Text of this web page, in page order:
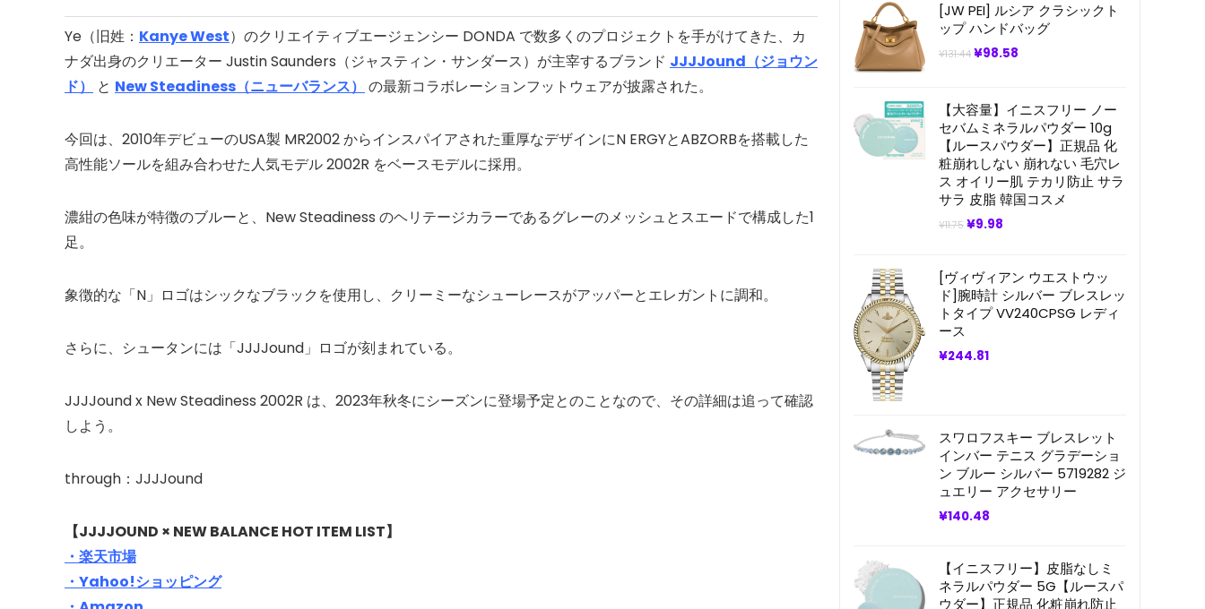
Ye（旧姓： Kanye West）のクリエイティブエージェンシー DONDA で数多くのプロジェクトを手がけてきた、カ
ナダ出身のクリエーター Justin Saunders（ジャスティン・サンダース）が主宰するブランド JJJJound（ジョウン
ド）
と New Steadiness（ニューバランス） の最新コラボレーションフットウェアが披露された。
今回は、2010年デビューのUSA製 MR2002 からインスパイアされた重厚なデザインにN ERGYとABZORBを搭載した
高性能ソールを組み合わせた人気モデル 2002R をベースモデルに採用。
濃紺の色味が特徴のブルーと、New Steadiness のヘリテージカラーであるグレーのメッシュとスエードで構成した1
足。
象徴的な「N」ロゴはシックなブラックを使用し、クリーミーなシューレースがアッパーとエレガントに調和。
さらに、シュータンには「JJJJound」ロゴが刻まれている。
JJJJound x New Steadiness 2002R は、2023年秋冬にシーズンに登場予定とのことなので、その詳細は追って確認
しよう。
through：JJJJound
【JJJJOUND × NEW BALANCE HOT ITEM LIST】
・楽天市場
・Yahoo!ショッピング
[JW PEI] ルシア クラシックト
ップ ハンドバッグ
¥131.44 元
は
¥131.44
で
し
た。
¥98.58
格
は
¥98.58
で
す。
【大容量】イニスフリー ノー
セバムミネラルパウダー 10g
【ルースパウダー】正規品 化
粧崩れしない 崩れない 毛穴レ
ス オイリー肌 テカリ防止 サラ
サラ 皮脂 韓国コスメ
¥11.75 元
は
¥11.75
で
し
¥9.98
格
は
¥9.98
で
[ヴィヴィアン ウエストウッ
ド]腕時計 シルバー ブレスレッ
トタイプ VV240CPSG レディ
ース
¥244.81
スワロフスキー ブレスレット
インバー テニス グラデーショ
ン ブルー シルバー 5719282 ジ
ュエリー アクセサリー
¥140.48
【イニスフリー】皮脂なしミ
ネラルパウダー 5G【ルースパ
ウダー】正規品 化粧崩れ防止